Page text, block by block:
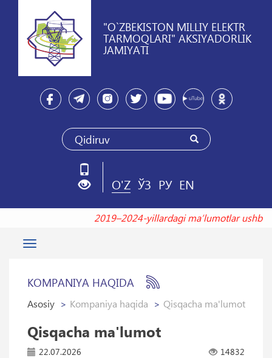
"O`ZBEKISTON MILLIY ELEKTR
TARMOQLARI" AKSIYADORLIK
JAMIYATI
O'Z ЎЗ РУ EN
2019–2024-yillardagi maʼlumotlar
Toggle
KOMPANIYA HAQIDA
Asosiy Kompaniya haqida Qisqacha ma'lumot
Qisqacha ma'lumot
22.07.2026 14832